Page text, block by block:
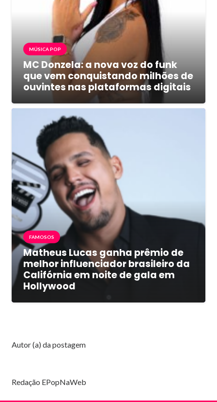
MÚSICA POP
MC Donzela: a nova voz do funk
que vem conquistando milhões de
ouvintes nas plataformas digitais
FAMOSOS
Matheus Lucas ganha prêmio de
melhor influenciador brasileiro da
Califórnia em noite de gala em
Hollywood
Autor (a) da postagem
Redação EPopNaWeb